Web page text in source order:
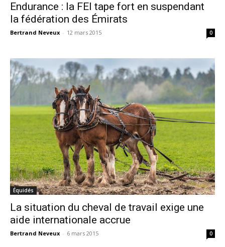
Endurance : la FEI tape fort en suspendant
la fédération des Émirats
Bertrand Neveux - 12 mars 2015 0
Équidés
La situation du cheval de travail exige une
aide internationale accrue
Bertrand Neveux - 6 mars 2015 0